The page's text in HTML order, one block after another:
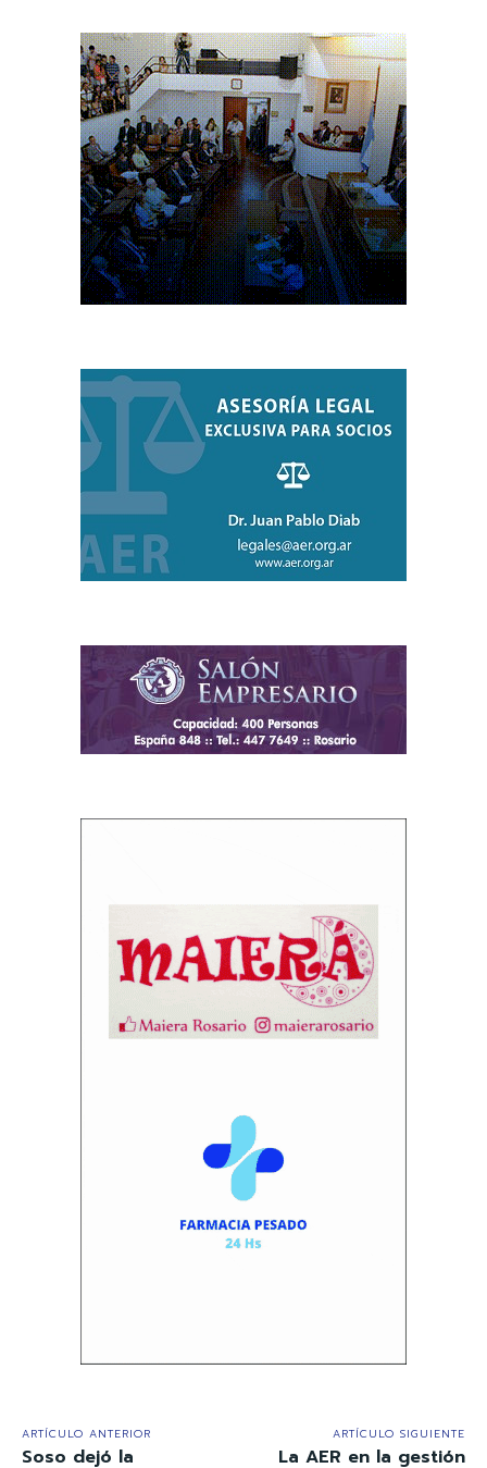
ARTÍCULO ANTERIOR
Soso dejó la
ARTÍCULO SIGUIENTE
La AER en la gestión